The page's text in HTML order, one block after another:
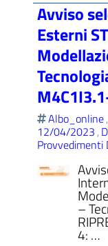
Avviso
Esterni
Albo_online,
12/04/2023,
Provvedimenti
–
4: …